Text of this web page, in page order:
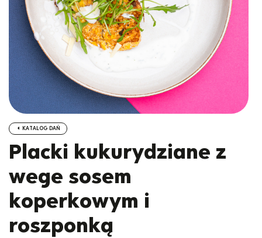
KATALOG DAŃ
Placki kukurydziane z
wege sosem
koperkowym i
roszponką